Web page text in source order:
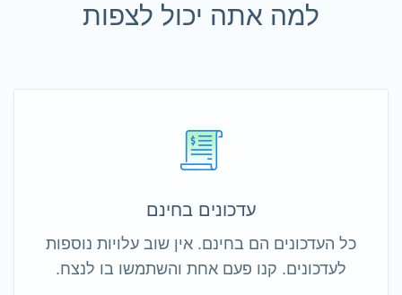
למה אתה יכול לצפות
עדכונים בחינם
כל העדכונים הם בחינם. אין שוב עלויות נוספות
לעדכונים. קנו פעם אחת והשתמשו בו לנצח.